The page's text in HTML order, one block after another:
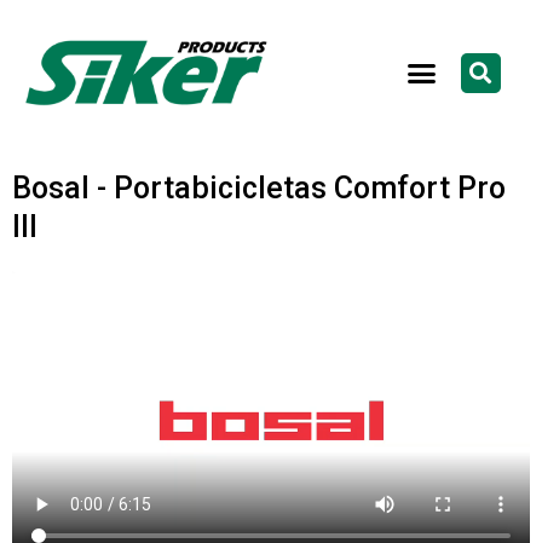
Bosal - Portabicicletas Comfort Pro